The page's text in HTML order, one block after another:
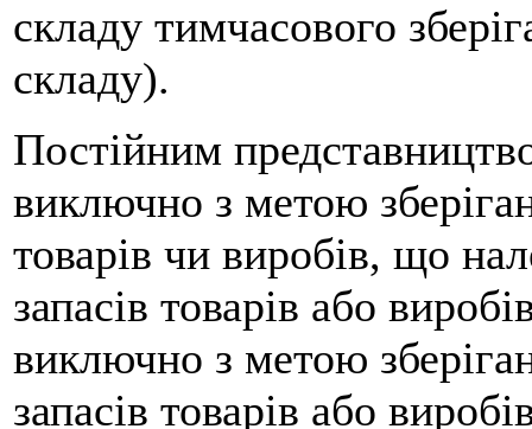
складу тимчасового
складу).
Постійним
виключно з метою
товарів чи виробів, що
запасів товарів або
виключно з метою
запасів товарів або